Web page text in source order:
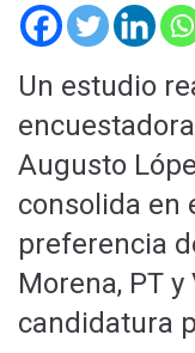
Un estudio
Augusto
consolida en
preferencia
Morena, PT
candidatura